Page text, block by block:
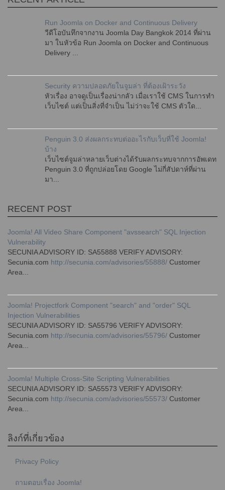
Run Joomla on Docker and Continuous Delivery
วีดีโอบันทึกจากงาน Joomla Day Bangkok 2014 ที่ผ่าน
มา ในหัวข้อ Run Joomla on Docker and Continuous
Delivery ...
Security ความปลอดภัยในจูมล่า ที่ต้องเฝ้าระวัง
หัวเรื่อง อาจดูเป็นเรื่องน่ากลัว เมื่อเราใช้ CMS ในการทำ
เว็บไซต์ แต่เป็นสิ่งที่จำเป็น ไม่ว่าจะใช้ CMS ตัวใด...
Penguin 3.0 ส่งผลกระทบต่ออะไรกับเว็บที่ใช้ Joomla!
บ้าง
เว็บไซต์จูมล่าหลายเว็บต่างได้รับผลกระทบจากการอัพเดท
Penguin 3.0 ที่ถูกปล่อยโดย Google ไม่กี่สัปดาห์ที่ผ่าน
มา...
RECENT POST
Joomla! All Video Share Component "avssearch" SQL Injection
Vulnerability
SECUNIA ADVISORY ID: SA55888 VERIFY ADVISORY:
Secunia.com http://secunia.com/advisories/55888/ Customer
Area...
Joomla! Projectfork Component "search" and "order" SQL
Injection Vulnerabilities
SECUNIA ADVISORY ID: SA55796 VERIFY ADVISORY:
Secunia.com http://secunia.com/advisories/55796/ Customer
Area...
Joomla! Multiple Cross-Site Scripting Vulnerabilities
SECUNIA ADVISORY ID: SA55573 VERIFY ADVISORY:
Secunia.com http://secunia.com/advisories/55573/ Customer
Area...
ลิงก์ที่เกี่ยวข้อง
Privacy Policy
ถามตอบเรื่อง Joomla!